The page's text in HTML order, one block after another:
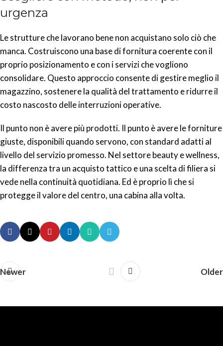
urgenza
Le strutture che lavorano bene non acquistano solo ciò che
manca. Costruiscono una base di fornitura coerente con il
proprio posizionamento e con i servizi che vogliono
consolidare. Questo approccio consente di gestire meglio il
magazzino, sostenere la qualità del trattamento e ridurre il
costo nascosto delle interruzioni operative.
Il punto non è avere più prodotti. Il punto è avere le forniture
giuste, disponibili quando servono, con standard adatti al
livello del servizio promesso. Nel settore beauty e wellness,
la differenza tra un acquisto tattico e una scelta di filiera si
vede nella continuità quotidiana. Ed è proprio lì che si
protegge il valore del centro, una cabina alla volta.
Newer Older